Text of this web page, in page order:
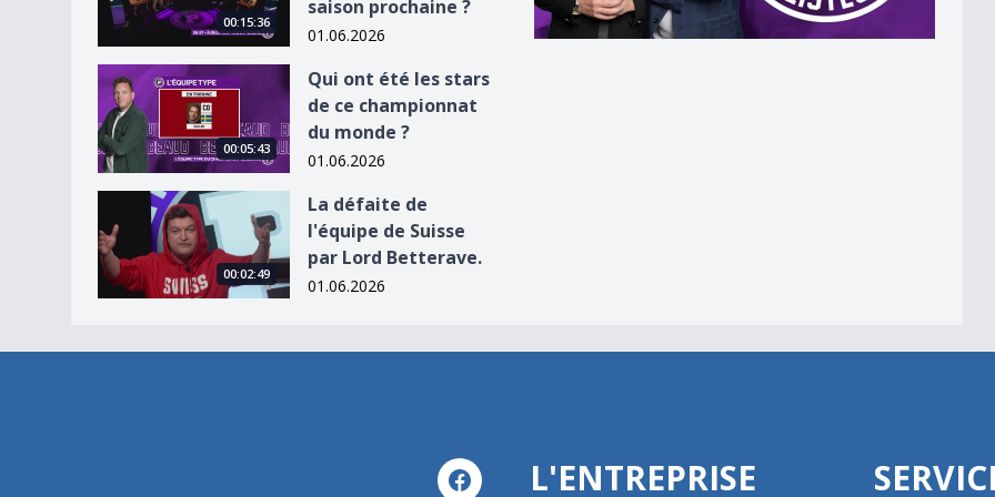
00:15:36
saison prochaine ?
01.06.2026
Qui ont été les stars de ce championnat du monde ?
00:05:43
Qui ont été les stars
de ce championnat
du monde ?
01.06.2026
La défaite de l&#039;équipe de Suisse par Lord Betterave.
00:02:49
La défaite de
l'équipe de Suisse
par Lord Betterave.
01.06.2026
L'ENTREPRISE